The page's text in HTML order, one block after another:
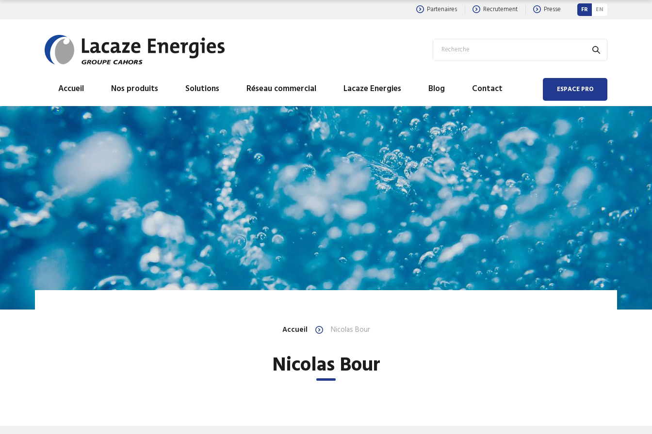
Partenaires Recrutement Presse FR EN
Accueil Nos produits Solutions Réseau commercial Lacaze Energies Blog Contact ESPACE PRO
Tous nos produits
BALLON ECS HYDROGAZ
INDUSTRIELS
BALLON INDUSTRIEL AIR LIBRE
BALLON INDUSTRIEL EAU CHAUDE DE
CHAUFFAGE
BALLON INDUSTRIEL EAU GLACEE
BALLON INDUSTRIEL TAMPON D EAU
CHAUDE SANITAIRE
BALLON INDUSTRIEL
TAMPON DEAU CHAUDE
SANITAIRE – T°
UTILISATION 70°C
Type ‘’Tampon’’ – Position :
BALLON ECS HYDROGAZ
INDUSTRIELS
BALLON INDUSTRIEL AIR
LIBRE
BALLON INDUSTRIEL EAU
CHAUDE DE CHAUFFAGE
BALLON INDUSTRIEL EAU
GLACEE
BALLON INDUSTRIEL TAMPON
D EAU CHAUDE SANITAIRE
Ballons ECS avec réchauffeur
Ballons et réservoirs d'eau
primaire
Ballons et réservoirs eau
chaude sanitaire
Ballons et réservoirs ECS à Chaudières électriques
Equipements industriels Filtres magnétiques
Accueil Nicolas Bour
Nicolas Bour